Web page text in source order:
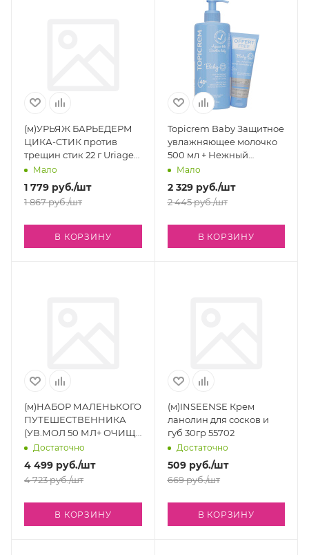
(м)УРЬЯЖ БАРЬЕДЕРМ
ЦИКА-СТИК против
трещин стик 22 г Uriage
U05442
Мало
1 779 руб./шт
1 867руб./шт
В КОРЗИНУ
Topicrem Baby Защитное
увлажняющее молочко
500 мл + Нежный
очищающий гель 75 мл
Мало
2 329руб./шт
2 445руб./шт
В КОРЗИНУ
(м)НАБОР МАЛЕНЬКОГО
ПУТЕШЕСТВЕННИКА
(УВ.МОЛ 50 МЛ+ ОЧИЩ.
ВОДА 100МЛ+ ТВУ 50
МЛ+ ОЧ.ПЕН.КРЕМ 50
МЛ)
Достаточно
4 499 руб./шт
4 723руб./шт
В КОРЗИНУ
(м)INSEENSE Крем
ланолин для сосков и
губ 30гр 55702
Достаточно
509руб./шт
669руб./шт
В КОРЗИНУ